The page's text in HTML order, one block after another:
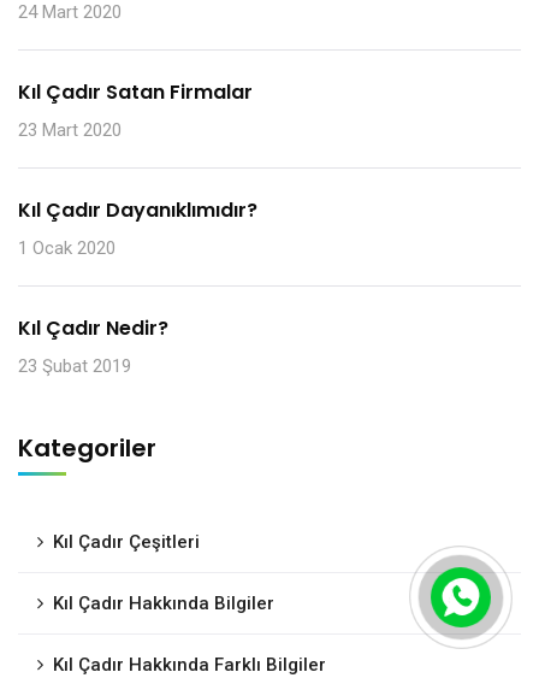
24 Mart 2020
Kıl Çadır Satan Firmalar
23 Mart 2020
Kıl Çadır Dayanıklımıdır?
1 Ocak 2020
Kıl Çadır Nedir?
23 Şubat 2019
Kategoriler
Kıl Çadır Çeşitleri
Kıl Çadır Hakkında Bilgiler
Kıl Çadır Hakkında Farklı Bilgiler